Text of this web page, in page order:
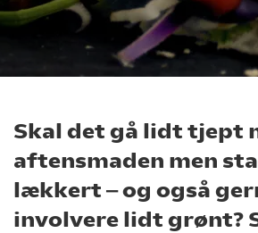
Skal det gå lidt tjept
aftensmaden men
lækkert ‒ og også
involvere lidt grønt?